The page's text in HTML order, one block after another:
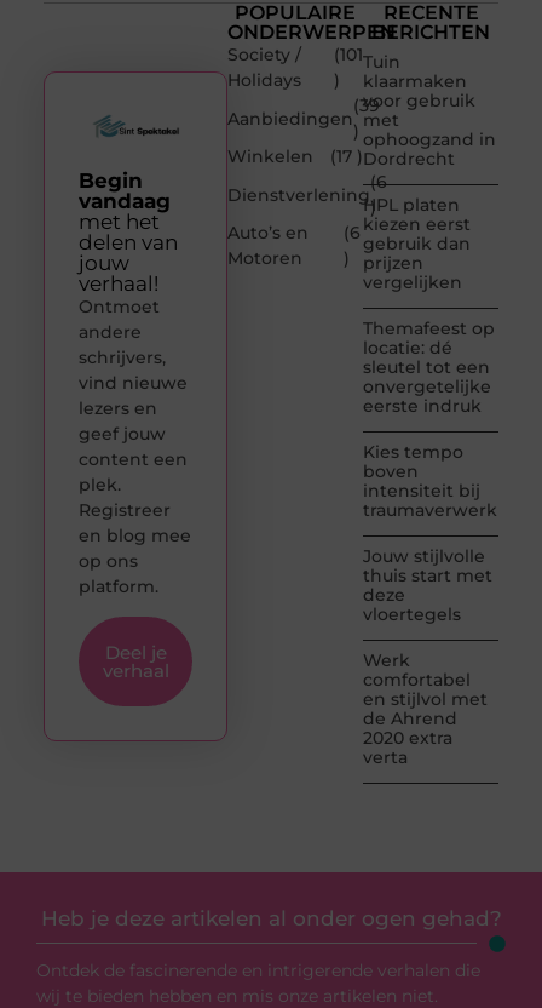
POPULAIRE
ONDERWERPEN
Society /
Holidays
(101
)
Aanbiedingen
(39
)
Winkelen
(17 )
Dienstverlening
(6
)
Auto’s en
Motoren
(6
)
RECENTE
BERICHTEN
Tuin
klaarmaken
voor gebruik
met
ophoogzand in
Dordrecht
HPL platen
kiezen eerst
gebruik dan
prijzen
vergelijken
Themafeest op
locatie: dé
sleutel tot een
onvergetelijke
eerste indruk
Kies tempo
boven
intensiteit bij
traumaverwerking
Jouw stijlvolle
thuis start met
deze
vloertegels
Werk
comfortabel
en stijlvol met
de Ahrend
2020 extra
verta
Begin
vandaag
met het
delen van
jouw
verhaal!
Ontmoet
andere
schrijvers,
vind nieuwe
lezers en
geef jouw
content een
plek.
Registreer
en blog mee
op ons
platform.
Deel je
verhaal
Heb je deze artikelen al onder ogen gehad?
Ontdek de fascinerende en intrigerende verhalen die
wij te bieden hebben en mis onze artikelen niet.